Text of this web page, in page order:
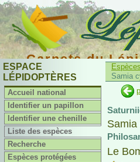
Carnets du
ESPACE
LÉPIDOPTÈRES
Accueil national
Identifier un papillon
Identifier une chenille
Liste des espèces
Recherche
Espèces protégées
Samia
Samia
Le